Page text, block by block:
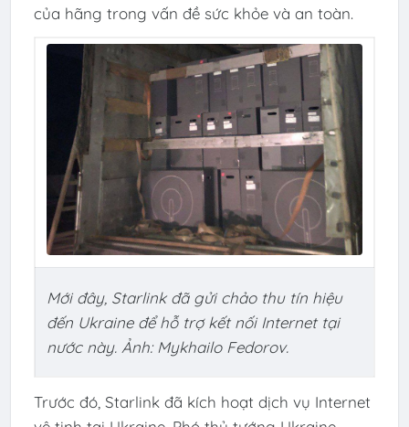
của hãng trong vấn đề sức khỏe và an toàn.
Mới đây, Starlink đã gửi chảo thu tín hiệu
đến Ukraine để hỗ trợ kết nối Internet tại
nước này. Ảnh: Mykhailo Fedorov.
Trước đó, Starlink đã kích hoạt dịch vụ Internet